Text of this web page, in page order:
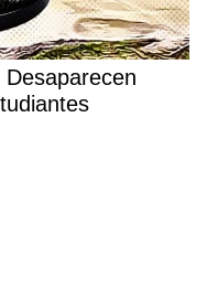
Desaparecen